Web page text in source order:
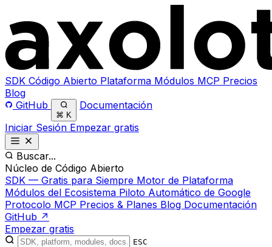
SDK Código Abierto Plataforma Módulos MCP Precios
Blog
GitHub
⌘ K
Documentación
Iniciar Sesión Empezar gratis
Buscar...
Núcleo de Código Abierto
SDK — Gratis para Siempre Motor de Plataforma
Módulos del Ecosistema Piloto Automático de Google
Protocolo MCP Precios & Planes Blog Documentación
GitHub ↗
Empezar gratis
ESC